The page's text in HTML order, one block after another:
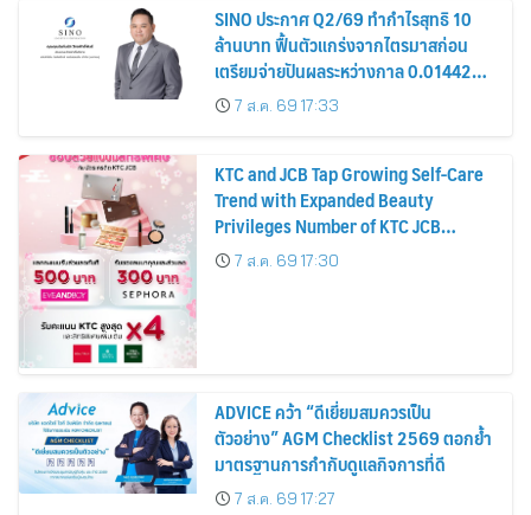
SINO ประกาศ Q2/69 ทำกำไรสุทธิ 10
ล้านบาท ฟื้นตัวแกร่งจากไตรมาสก่อน
เตรียมจ่ายปันผลระหว่างกาล 0.014423
บาทต่อหุ้น ครึ่งปีหลังมุ่งเติบโตต่อเนื่อง
7 ส.ค. 69 17:33
KTC and JCB Tap Growing Self-Care
Trend with Expanded Beauty
Privileges Number of KTC JCB
Cardmembers Spending on
Cosmetics Rises 26%
7 ส.ค. 69 17:30
ADVICE คว้า “ดีเยี่ยมสมควรเป็น
ตัวอย่าง” AGM Checklist 2569 ตอกย้ำ
มาตรฐานการกำกับดูแลกิจการที่ดี
7 ส.ค. 69 17:27